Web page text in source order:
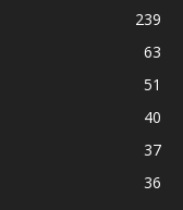
239
63
51
40
37
36